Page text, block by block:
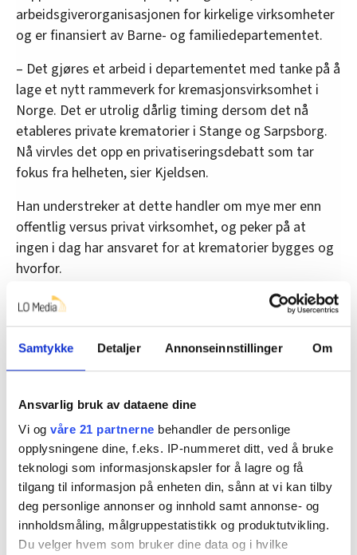
Samtykke Detaljer Annonseinnstillinger Om
Ansvarlig bruk av dataene dine
Vi og våre 21 partnerne behandler de personlige
opplysningene dine, f.eks. IP-nummeret ditt, ved å bruke
teknologi som informasjonskapsler for å lagre og få
tilgang til informasjon på enheten din, sånn at vi kan tilby
deg personlige annonser og innhold samt annonse- og
innholdsmåling, målgruppestatistikk og produktutvikling.
Du velger hvem som bruker dine data og i hvilke
arbeidsgiverorganisasjonen for kirkelige virksomheter
og er finansiert av Barne- og familiedepartementet.
– Det gjøres et arbeid i departementet med tanke på å
lage et nytt rammeverk for kremasjonsvirksomhet i
Norge. Det er utrolig dårlig timing dersom det nå
etableres private krematorier i Stange og Sarpsborg.
Nå virvles det opp en privatiseringsdebatt som tar
fokus fra helheten, sier Kjeldsen.
Han understreker at dette handler om mye mer enn
offentlig versus privat virksomhet, og peker på at
ingen i dag har ansvaret for at krematorier bygges og
hvorfor.
– Vi får ikke en krematoriestruktur som svarer til
samfunnets behov og tar hensyn til miljø, transport og
så videre hvis bygging skjer tilfeldig uten en helhetlig
plan. Enkeltkommuner som plutselig bestemmer seg
å bygge for hele regioner.
Økende kremasjonsandel
Ifølge Statistisk sentralbyrås (SSB) framskrivninger vil
antall dødsfall i året øke med 30 prosent fram mot
2050. Samtidig vil den rådende tendensen til at flere